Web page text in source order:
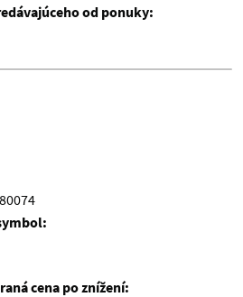
od ponuky:
cena po znížení: